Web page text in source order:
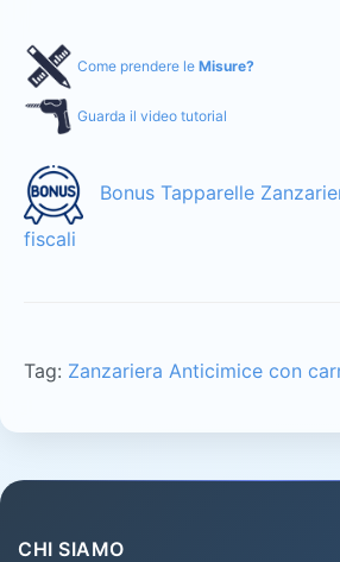
Come prendere le Misure?
Guarda il video tutorial
Bonus Tapparelle
fiscali
Tag: Zanzariera Anticimice con
CHI SIAMO